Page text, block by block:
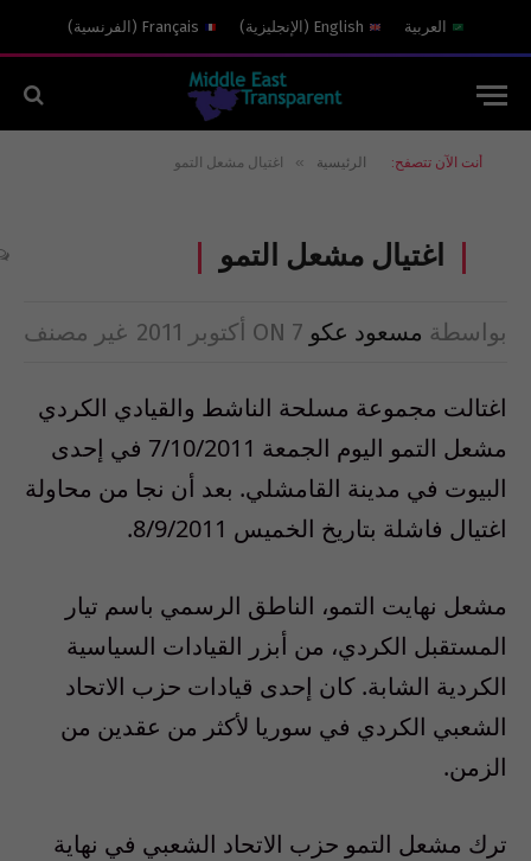
العربية English
( الإنجليزية)
Français
( الفرنسية)
أنت الآن تتصفح: الرئيسية » اغتيال مشعل التمو
اغتيال مشعل التمو
بواسطة مسعود عكو ON 7 أكتوبر 2011 غير مصنف
اغتالت مجموعة مسلحة الناشط والقيادي الكردي
مشعل التمو اليوم الجمعة 7/10/2011 في إحدى
البيوت في مدينة القامشلي. بعد أن نجا من محاولة
اغتيال فاشلة بتاريخ الخميس 8/9/2011.
مشعل نهايت التمو، الناطق الرسمي باسم تيار
المستقبل الكردي، من أبزر القيادات السياسية
الكردية الشابة. كان إحدى قيادات حزب الاتحاد
الشعبي الكردي في سوريا لأكثر من عقدين من
الزمن.
ترك مشعل التمو حزب الاتحاد الشعبي في نهاية